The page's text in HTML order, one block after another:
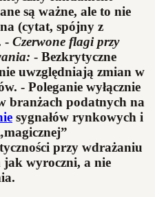
są ważne, ale to nie
(cytat, spójny z
- Czerwone flagi przy
- Bezkrytyczne
uwzględniają zmian w
- Poleganie wyłącznie
branżach podatnych na
sygnałów rynkowych i
przy wdrażaniu
wyroczni, a nie